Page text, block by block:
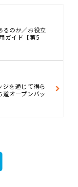
るのか／お役立
ガイド【第5
ジを通じて得ら
オープンバッ